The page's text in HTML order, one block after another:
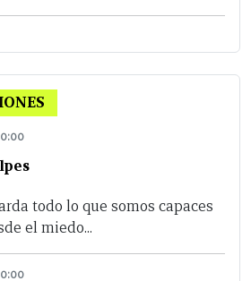
todo lo que somos capaces
el miedo...